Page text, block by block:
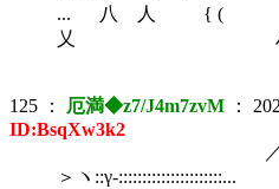
... 八 人 { (
乂 ﾉニﾆ|
125 ： 厄満◆z7/J4m7zvM ：
ID:BsqXw3k2
／
＞ヽ::γ‐::::::::::::::::::::::...